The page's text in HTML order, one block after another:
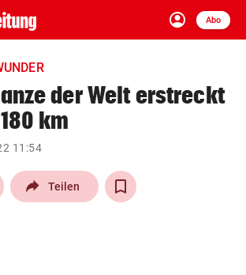
account_circle
Anmelden
Abo
close Schließen
arrow_right
der Welt erstreckt
km
11:54
Teilen